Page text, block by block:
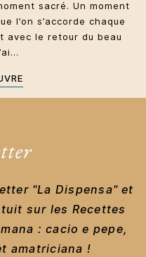
sacré. Un moment
l’on s’accorde chaque
avec le retour du beau
"La Dispensa" et
sur les Recettes
: cacio e pepe,
amatriciana !